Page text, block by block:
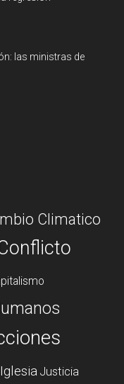
las ministras de
Climatico
Iglesia Justicia